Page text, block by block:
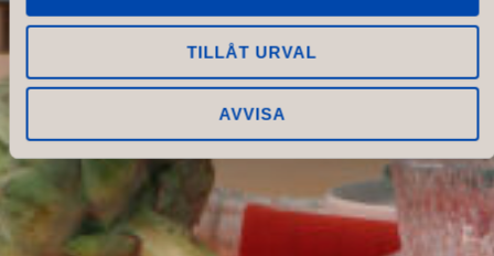
TILLÅT URVAL
AVVISA